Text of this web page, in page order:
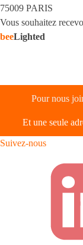
75009 PARIS
Vous souhaitez
beeLighted
Pour nous
Et une seule
Suivez-nous